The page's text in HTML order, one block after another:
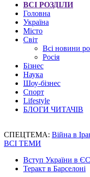
ВСІ РОЗДІЛИ
Головна
Україна
Місто
Світ
Всі новини
Росія
Бізнес
Наука
Шоу-бізнес
Спорт
Lifestyle
БЛОГИ ЧИТАЧІВ
СПЕЦТЕМА: Війна в
ВСІ ТЕМИ
Вступ України в ЄС
Теракт в Барселоні